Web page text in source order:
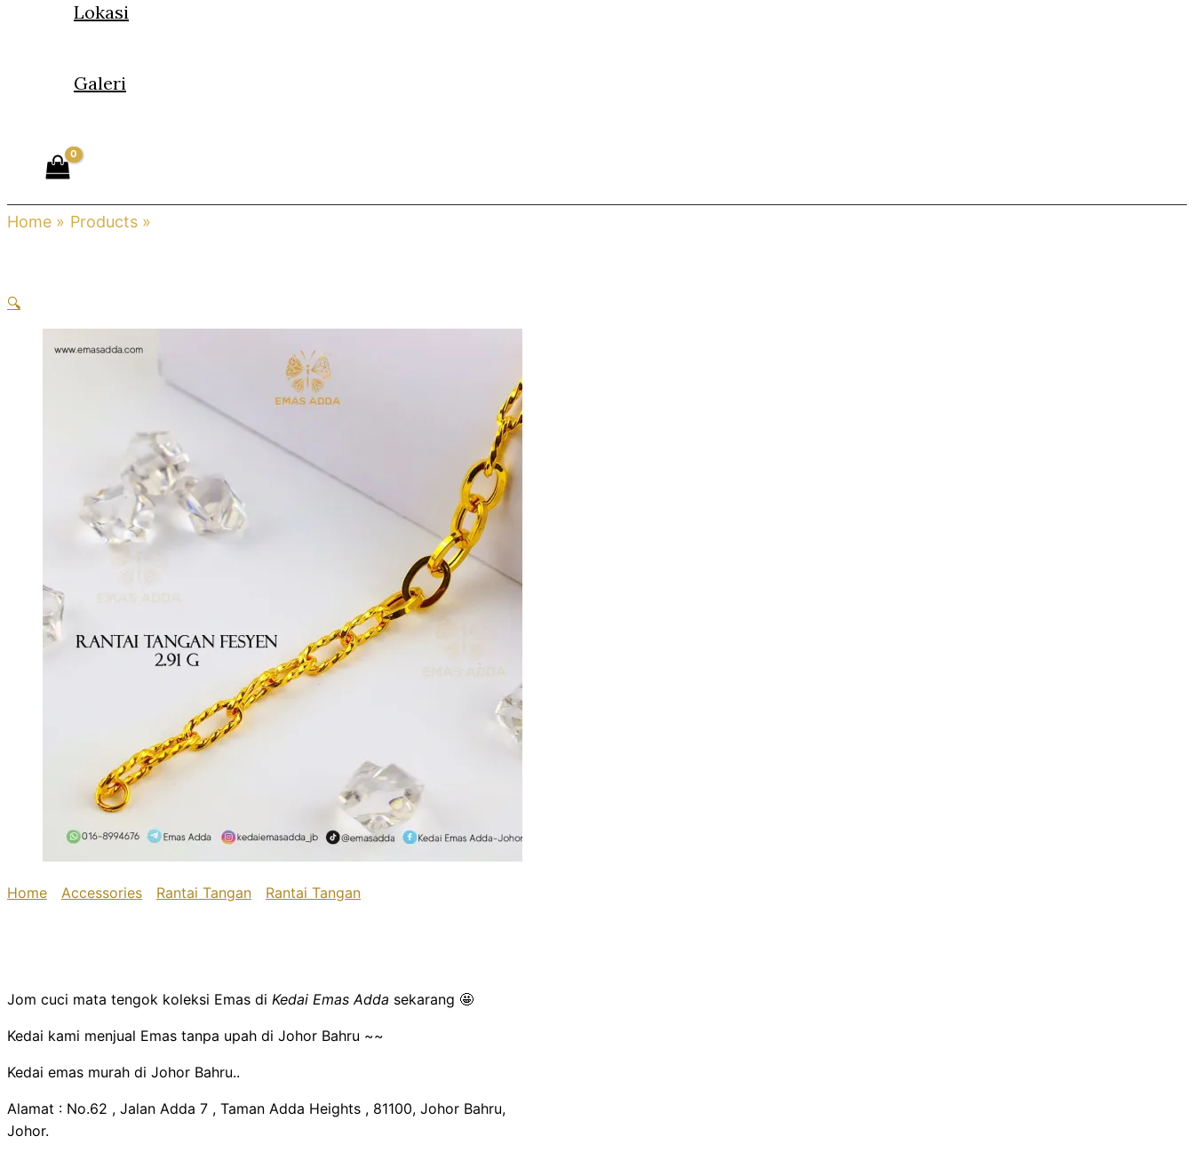
Lokasi
Galeri
Home Products
🔍
Home Accessories Rantai Tangan Rantai Tangan
Jom cuci mata tengok koleksi Emas di Kedai Emas Adda sekarang 🤩
Kedai kami menjual Emas tanpa upah di Johor Bahru ~~
Kedai emas murah di Johor Bahru..
Alamat : No.62 , Jalan Adda 7 , Taman Adda Heights , 81100, Johor Bahru,
Johor.